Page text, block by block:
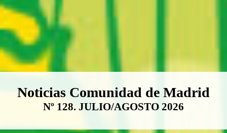
Boletín Noticias Comunidad de
Noticias Comunidad de Madrid
Nº 128. JULIO/AGOSTO 2026